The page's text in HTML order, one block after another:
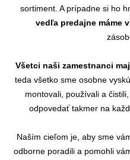
sortiment. A prípadne si ho
vedľa predajne máme
Všetci naši zamestnanci
teda všetko sme osobne
montovali, používali a
odpovedať takmer na
Naším cieľom je, aby sme
odborne poradili a pomohli